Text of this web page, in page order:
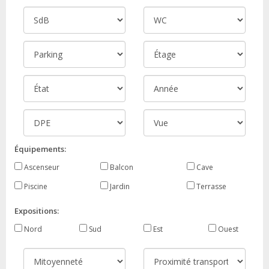
Équipements:
Ascenseur Balcon
Cave
Piscine
Jardin Terrasse
Expositions:
Nord Sud Est Ouest